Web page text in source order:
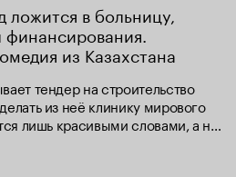
ложится в больницу,
из Казахстана
тендер на строительство
из неё клинику мирового
лишь красивыми словами, а на
налогоплательщиков строит
об этом узнаёт финансовая